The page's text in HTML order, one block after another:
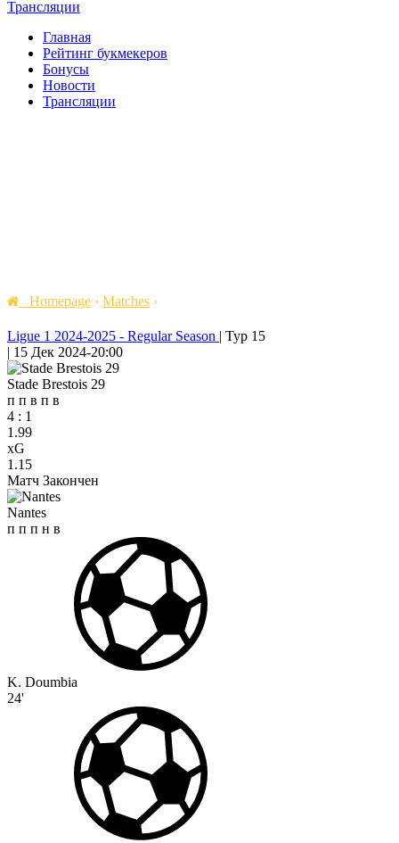
Трансляции
Главная
Рейтинг букмекеров
Бонусы
Новости
Трансляции
Homepage › Matches ›
Ligue 1 2024-2025 - Regular Season | Тур 15
| 15 Дек 2024-20:00
Stade Brestois 29
п п в п в
4 : 1
1.99
xG
1.15
Матч Закончен
Nantes
п п п н в
K. Doumbia
24'